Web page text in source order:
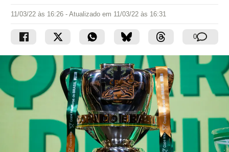
11/03/22 às 16:26 - Atualizado em 11/03/22 às 16:31
0